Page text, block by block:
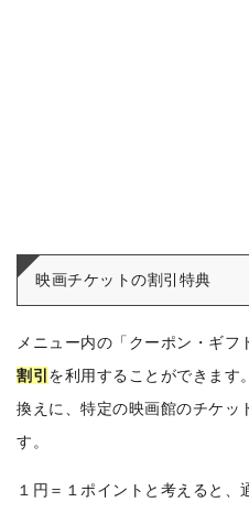
映画チケットの割引特典
メニュー内の「クーポン・ギフ
割引 を利用することができます
換えに、特定の映画館のチケッ
す。
１円＝１ポイントと考えると